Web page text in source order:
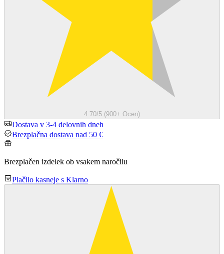
4.70/5 (900+ Ocen)
Dostava v 3-4 delovnih dneh
Brezplačna dostava nad 50 €
Brezplačen izdelek ob vsakem naročilu
Plačilo kasneje s Klarno